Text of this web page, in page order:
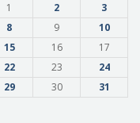
1
2
3
8 9
10
15 16
17
22 23
24
29 30 31